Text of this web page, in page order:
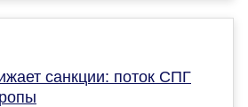
санкции: поток СПГ